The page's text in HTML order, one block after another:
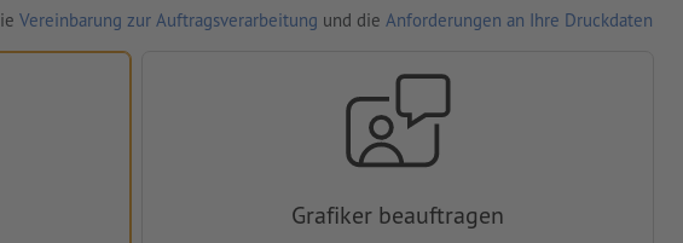
Vereinbarung zur Auftragsverarbeitung und die Anforderungen an Ihre Druckdaten
Grafiker beauftragen